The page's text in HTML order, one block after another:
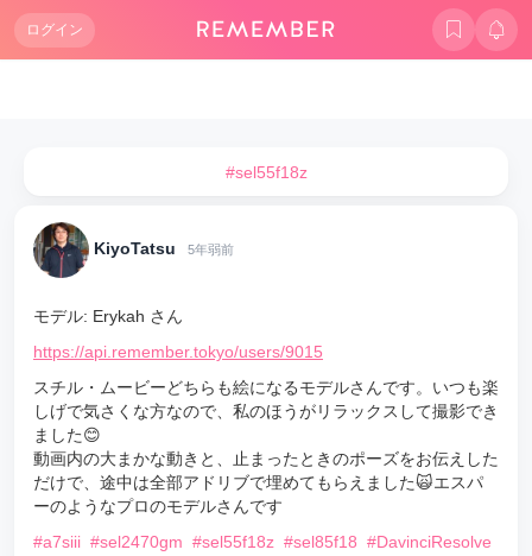
ログイン
#sel55f18z
KiyoTatsu 5年弱前
モデル: Erykah さん
https://api.remember.tokyo/users/9015
スチル・ムービーどちらも絵になるモデルさんです。いつも楽
しげで気さくな方なので、私のほうがリラックスして撮影でき
ました😊
動画内の大まかな動きと、止まったときのポーズをお伝えした
だけで、途中は全部アドリブで埋めてもらえました🙀エスパ
ーのようなプロのモデルさんです
#a7siii #sel2470gm #sel55f18z #sel85f18 #DavinciResolve